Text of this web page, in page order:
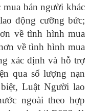
bán người khác
động cưỡng bức;
về tình hình mua
về tình hình mua
xác định và hỗ trợ
qua số lượng nạn
Luật Người lao
ngoài theo hợp